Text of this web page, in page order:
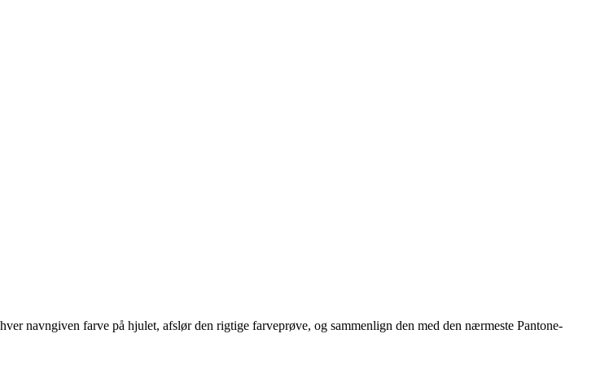
navngiven farve på hjulet, afslør den rigtige farveprøve, og sammenlign den med den nærmeste Pantone-